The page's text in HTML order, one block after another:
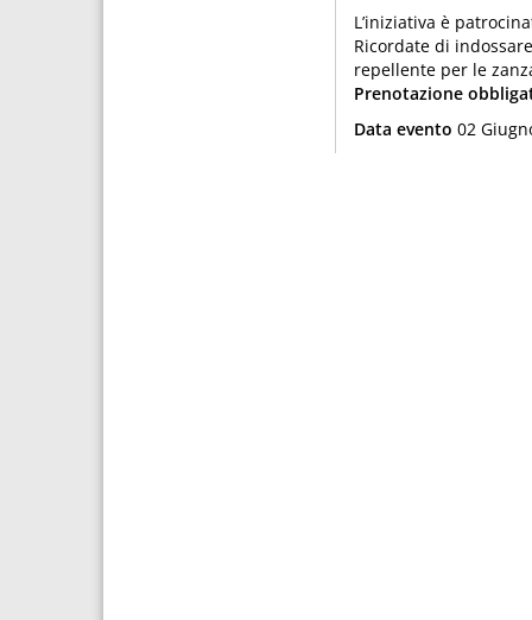
L’iniziativa è
Ricordate di
repellente per le
Prenotazione
Data evento 02